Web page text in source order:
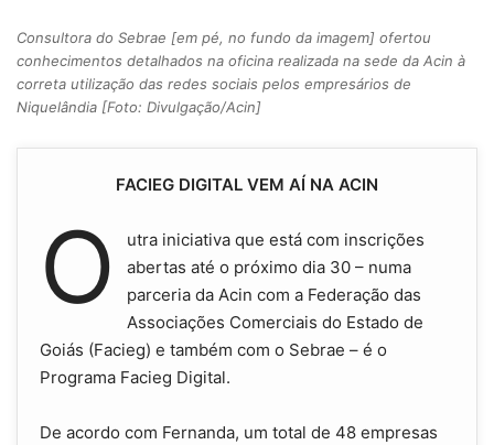
Consultora do Sebrae [em pé, no fundo da imagem] ofertou
conhecimentos detalhados na oficina realizada na sede da Acin à
correta utilização das redes sociais pelos empresários de
Niquelândia [Foto: Divulgação/Acin]
FACIEG DIGITAL VEM AÍ NA ACIN
O
utra iniciativa que está com inscrições
abertas até o próximo dia 30 – numa
parceria da Acin com a Federação das
Associações Comerciais do Estado de
Goiás (Facieg) e também com o Sebrae – é o
Programa Facieg Digital.
De acordo com Fernanda, um total de 48 empresas